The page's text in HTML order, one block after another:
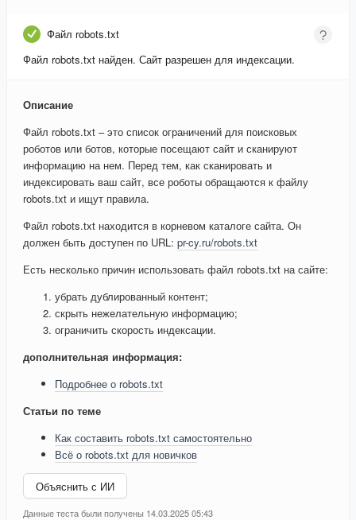
Файл robots.txt
Файл robots.txt найден. Сайт разрешен для индексации.
Описание
Файл robots.txt – это список ограничений для поисковых
роботов или ботов, которые посещают сайт и сканируют
информацию на нем. Перед тем, как сканировать и
индексировать ваш сайт, все роботы обращаются к файлу
robots.txt и ищут правила.
Файл robots.txt находится в корневом каталоге сайта. Он
должен быть доступен по URL: pr-cy.ru/robots.txt
Есть несколько причин использовать файл robots.txt на сайте:
убрать дублированный контент;
скрыть нежелательную информацию;
ограничить скорость индексации.
дополнительная информация:
Подробнее о robots.txt
Статьи по теме
Как составить robots.txt самостоятельно
Всё о robots.txt для новичков
Объяснить с ИИ
Данные теста были получены 14.03.2025 05:43